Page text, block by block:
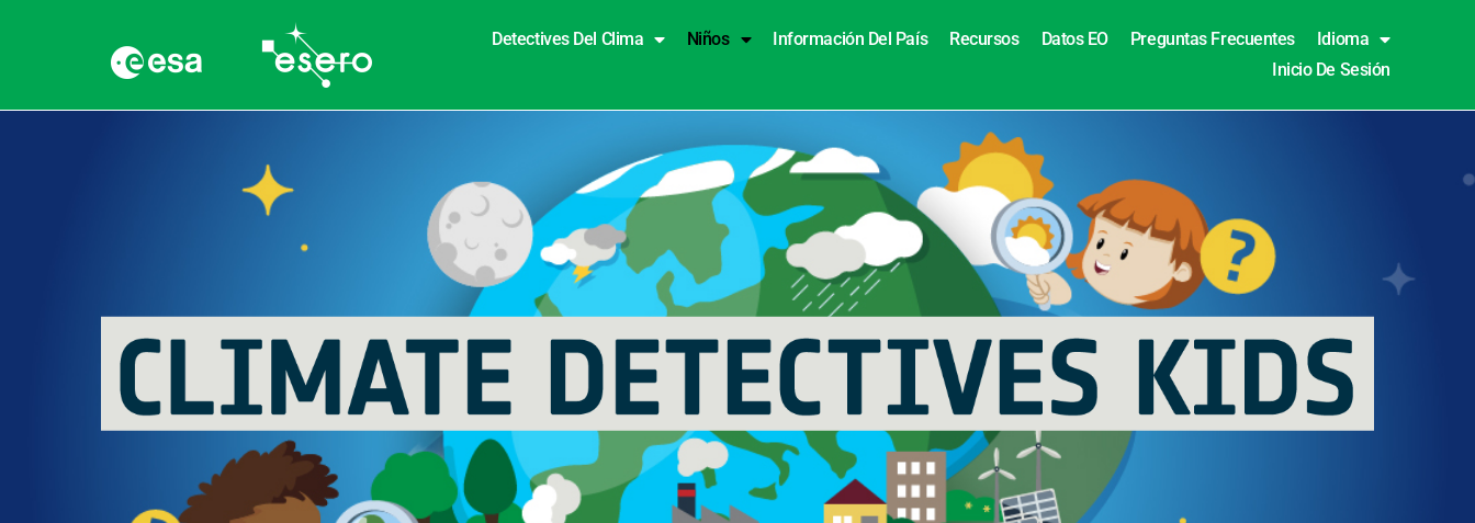
Detectives Del Clima Niños Información Del País Recursos Datos EO Preguntas Frecuentes
Idioma
Inicio De Sesión